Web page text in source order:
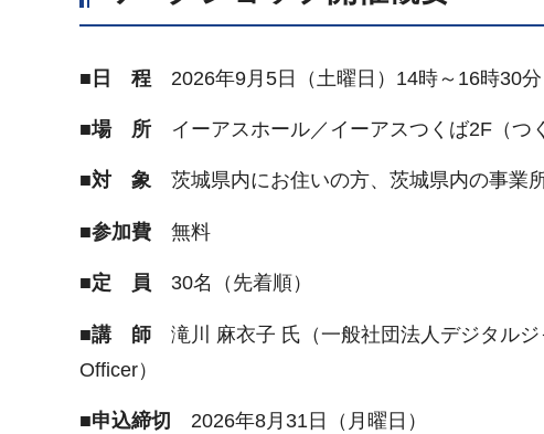
■日 程 2026年9月5日（土曜日）14時～16時30分
■場 所 イーアスホール／イーアスつくば2F（つ
■対 象 茨城県内にお住いの方、茨城県内の事業
■参加費 無料
■定 員 30名（先着順）
■講 師 滝川 麻衣子 氏（一般社団法人デジタル
Officer）
■申込締切 2026年8月31日（月曜日）